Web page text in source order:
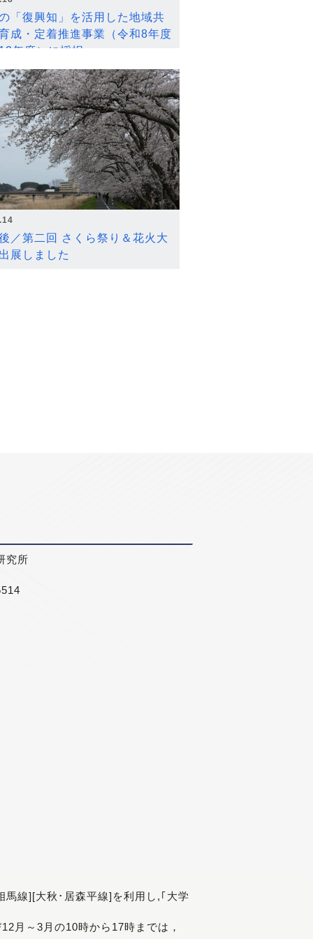
「復興知」を活用した地域共
成・定着推進事業（令和8年度
年度）に採択
／第二回 さくら祭り＆花火大
展しました
究所
線][大秋･居森平線]を利用し,｢大学
月～3月の10時から17時までは，